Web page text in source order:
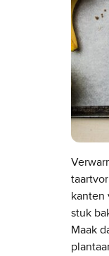
kanten
stuk
Maak